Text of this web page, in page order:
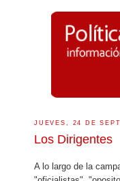
JUEVES, 24 DE
Los Dirigentes
A lo largo de la